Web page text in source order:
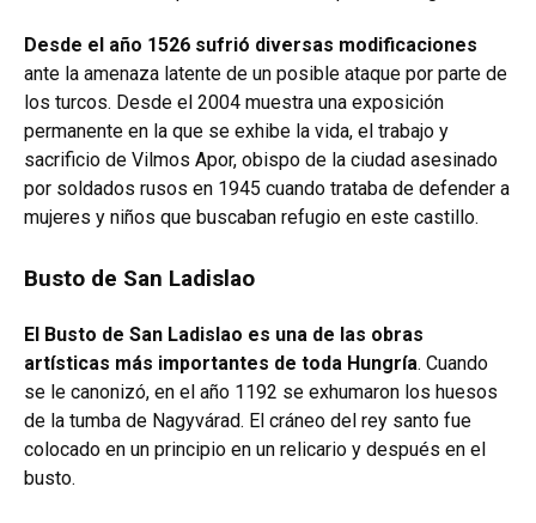
Desde el año 1526 sufrió diversas modificaciones
ante la amenaza latente de un posible ataque por parte de
los turcos. Desde el 2004 muestra una exposición
permanente en la que se exhibe la vida, el trabajo y
sacrificio de Vilmos Apor, obispo de la ciudad asesinado
por soldados rusos en 1945 cuando trataba de defender a
mujeres y niños que buscaban refugio en este castillo.
Busto de San Ladislao
El Busto de San Ladislao es una de las obras
artísticas más importantes de toda Hungría. Cuando
se le canonizó, en el año 1192 se exhumaron los huesos
de la tumba de Nagyvárad. El cráneo del rey santo fue
colocado en un principio en un relicario y después en el
busto.